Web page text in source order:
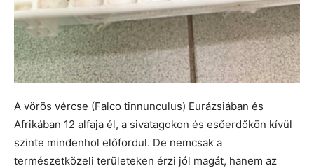
A vörös vércse (Falco tinnunculus) Eurázsiában és
Afrikában 12 alfaja él, a sivatagokon és esőerdőkön kívül
szinte mindenhol előfordul. De nemcsak a
természetközeli területeken érzi jól magát, hanem az